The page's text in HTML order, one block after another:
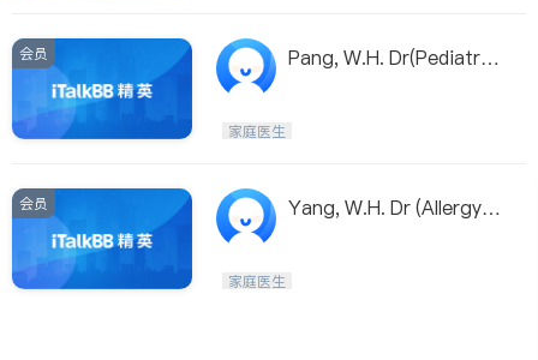
会员
Pang, W.H. Dr(Pediatrici
家庭医生
会员
Yang, W.H. Dr (Allergy C
家庭医生